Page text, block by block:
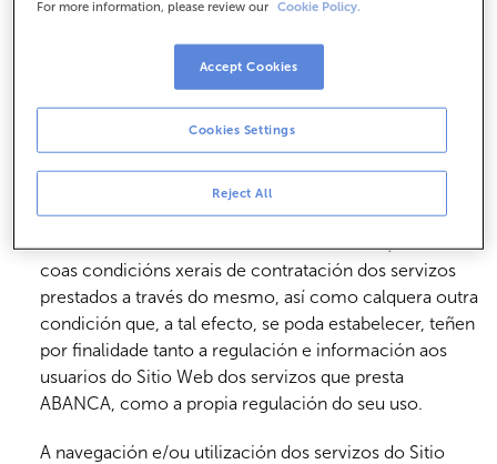
Condicións de uso do Sitio Web
navegación e utilización do Sitio Web.
Aceptación das Condicións do uso do Sitio Web
Estas condicións xerais de uso do Sitio Web, xunto
coas condicións xerais de contratación dos servizos
prestados a través do mesmo, así como calquera outra
condición que, a tal efecto, se poda estabelecer, teñen
por finalidade tanto a regulación e información aos
usuarios do Sitio Web dos servizos que presta
ABANCA, como a propia regulación do seu uso.
A navegación e/ou utilización dos servizos do Sitio
For more information, please review our Cookie Policy.
Reject All
Cookies Settings
Accept Cookies